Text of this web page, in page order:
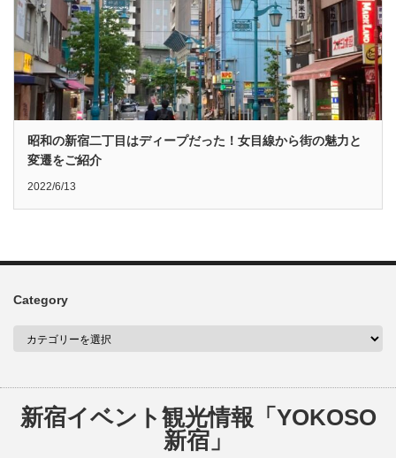
昭和の新宿二丁目はディープだった！女目線から街の魅力と
変遷をご紹介
2022/6/13
Category
新宿イベント観光情報「YOKOSO
新宿」